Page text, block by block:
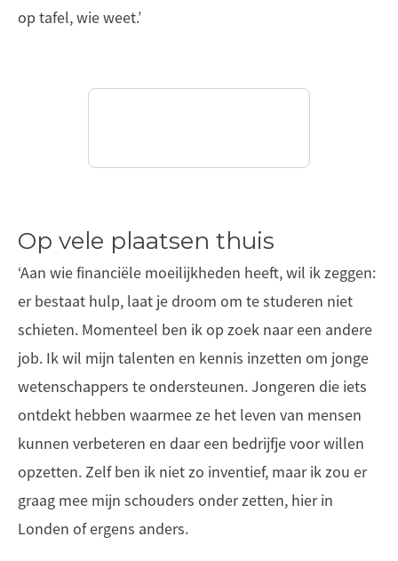
op tafel, wie weet.’
Op vele plaatsen thuis
‘Aan wie financiële moeilijkheden heeft, wil ik zeggen:
er bestaat hulp, laat je droom om te studeren niet
schieten. Momenteel ben ik op zoek naar een andere
job. Ik wil mijn talenten en kennis inzetten om jonge
wetenschappers te ondersteunen. Jongeren die iets
ontdekt hebben waarmee ze het leven van mensen
kunnen verbeteren en daar een bedrijfje voor willen
opzetten. Zelf ben ik niet zo inventief, maar ik zou er
graag mee mijn schouders onder zetten, hier in
Londen of ergens anders.